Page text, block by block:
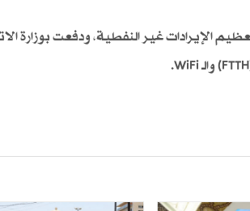
الإيرادات غير النفطية، ودفعت بوزارة